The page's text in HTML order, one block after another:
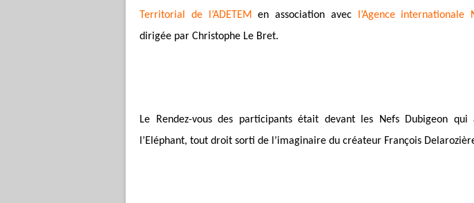
Territorial de l’ADETEM en association avec l’Agence internationale
dirigée par Christophe Le Bret.
Le Rendez-vous des participants était devant les Nefs Dubigeon
l’Eléphant, tout droit sorti de l’imaginaire du créateur François